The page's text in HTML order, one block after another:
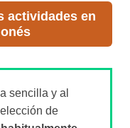
actividades en
sencilla y al
de